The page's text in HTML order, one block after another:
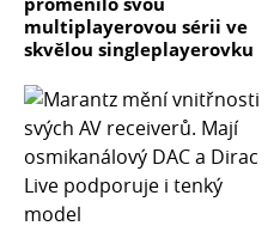
multiplayerovou sérii ve
skvělou singleplayerovku